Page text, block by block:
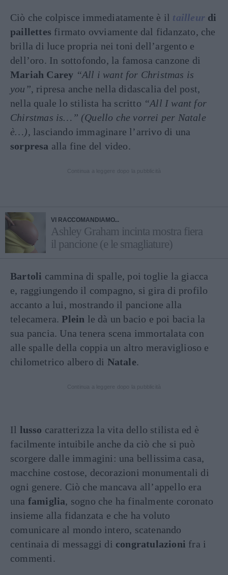
Ciò che colpisce immediatamente è il tailleur di
paillettes firmato ovviamente dal fidanzato, che
brilla di luce propria nei toni dell’argento e
dell’oro. In sottofondo, la famosa canzone di
Mariah Carey “All i want for Christmas is
you”, ripresa anche nella didascalia del post,
nella quale lo stilista ha scritto “All I want for
Chirstmas is…” (Quello che vorrei per Natale
è…), lasciando immaginare l’arrivo di una
sorpresa alla fine del video.
VI RACCOMANDIAMO...
Ashley Graham incinta mostra fiera
il pancione (e le smagliature)
Bartoli cammina di spalle, poi toglie la giacca
e, raggiungendo il compagno, si gira di profilo
accanto a lui, mostrando il pancione alla
telecamera.Plein le dà un bacio e poi bacia la
sua pancia. Una tenera scena immortalata con
alle spalle della coppia un altro meraviglioso e
chilometrico albero di Natale.
Il lusso caratterizza la vita dello stilista ed è
facilmente intuibile anche da ciò che si può
scorgere dalle immagini: una bellissima casa,
macchine costose, decorazioni monumentali di
ogni genere. Ciò che mancava all’appello era
una famiglia, sogno che ha finalmente coronato
insieme alla fidanzata e che ha voluto
comunicare al mondo intero, scatenando
centinaia di messaggi di congratulazioni fra i
commenti.